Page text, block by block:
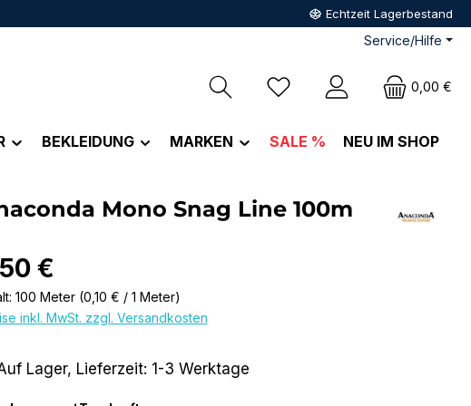
Echtzeit Lagerbestand
Service/Hilfe
Du hast 0 Produkte auf dem
0,00 €
BEKLEIDUNG MARKEN SALE % NEU IM SHOP
Mono Snag Line 100m
Preis:
€
100 Meter (0,10 € / 1 Meter)
inkl. MwSt. zzgl. Versandkosten
Lager, Lieferzeit: 1-3 Werktage